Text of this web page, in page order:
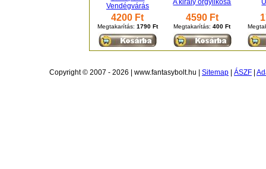
Vendégvárás
A király orgyilkosa
4200 Ft
Megtakarítás: 1790 Ft
4590 Ft
Megtakarítás:400 Ft
Copyright © 2007 - 2026 | www.fantasybolt.hu | Sitemap ÁSZF